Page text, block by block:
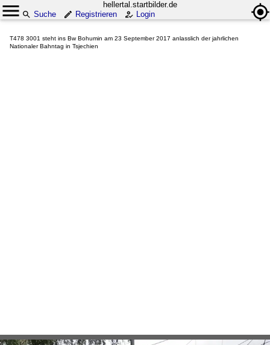
hellertal.startbilder.de
Suche
Registrieren Login
T478 3001 steht ins Bw Bohumin am 23 September 2017 anlasslich der jahrlichen
Nationaler Bahntag in Tsjechien